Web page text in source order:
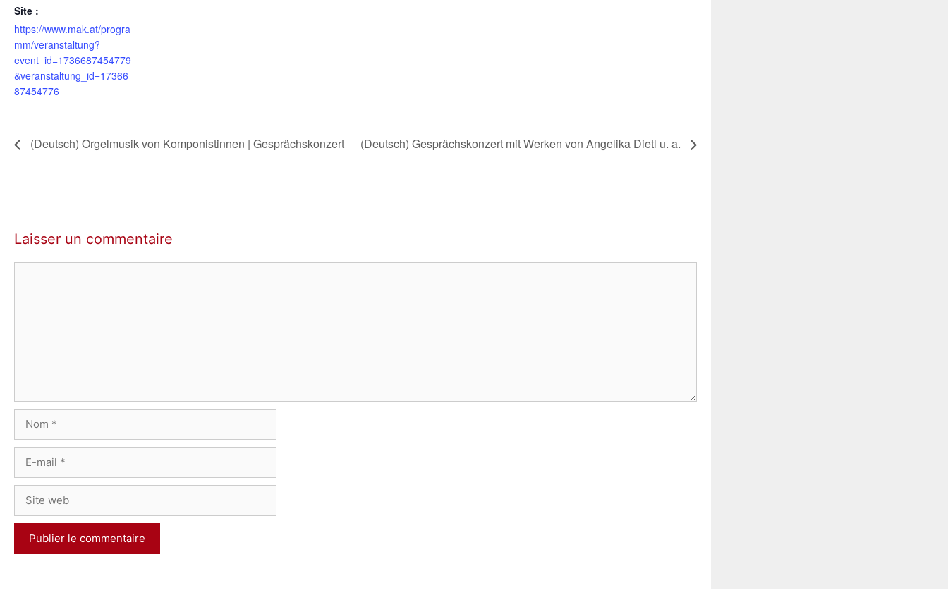
Site :
https://www.mak.at/progra
mm/veranstaltung?
event_id=1736687454779
&veranstaltung_id=17366
87454776
(Deutsch) Orgelmusik von Komponistinnen | Gesprächskonzert (Deutsch) Gesprächskonzert mit Werken von Angelika Dietl u. a.
Laisser un commentaire